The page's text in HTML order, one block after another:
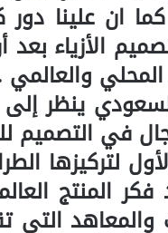
ان علينا دور
الأزياء
والعالمي
ينظر
في التصميم
لتركيزها
فكر المنتج
والمعاهد التي